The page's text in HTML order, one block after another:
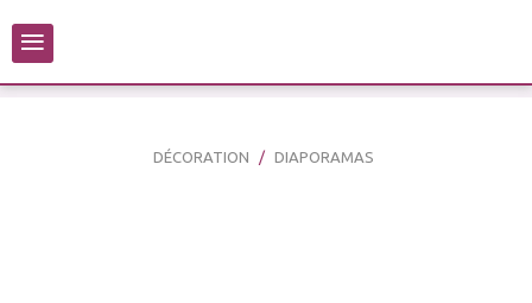
≡
DÉCORATION DIAPORAMAS